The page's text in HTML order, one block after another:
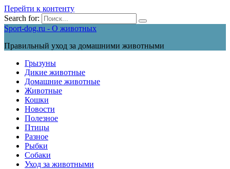
Перейти к контенту
Search for:
Sport-dog.ru - О животных
Правильный уход за домашними животными
Грызуны
Дикие животные
Домашние животные
Животные
Кошки
Новости
Полезное
Птицы
Разное
Рыбки
Собаки
Уход за животными